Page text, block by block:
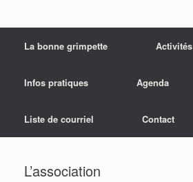
La bonne grimpette Activités
Infos pratiques Agenda
Liste de courriel Contact
L’association